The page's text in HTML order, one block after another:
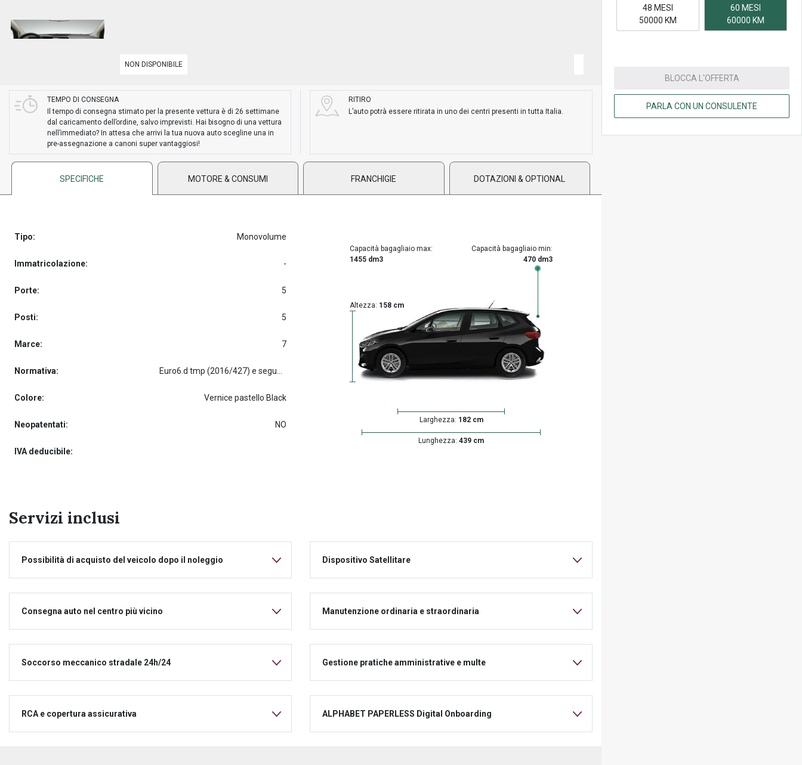
48 MESI
50000 KM
60 MESI
60000 KM
BLOCCA L'OFFERTA
PARLA CON UN CONSULENTE
NON DISPONIBILE
TEMPO DI CONSEGNA
Il tempo di consegna stimato per la presente vettura è di 26 settimane
dal caricamento dell’ordine, salvo imprevisti. Hai bisogno di una vettura
nell’immediato? In attesa che arrivi la tua nuova auto scegline una in
pre-assegnazione a canoni super vantaggiosi!
RITIRO
L’auto potrà essere ritirata in uno dei centri presenti in tutta Italia.
SPECIFICHE MOTORE & CONSUMI FRANCHIGIE DOTAZIONI & OPTIONAL
Tipo: Monovolume
Immatricolazione: -
Porte: 5
Posti: 5
Marce: 7
Normativa:
Colore: Vernice pastello Black
Neopatentati: NO
IVA deducibile:
Capacità bagagliaio max:
1455 dm3
Capacità bagagliaio min:
470 dm3
Altezza: 158 cm
Larghezza: 182 cm
Lunghezza: 439 cm
Servizi inclusi
Possibilità di acquisto del veicolo dopo il noleggio Dispositivo Satellitare
Consegna auto nel centro più vicino Manutenzione ordinaria e straordinaria
Soccorso meccanico stradale 24h/24 Gestione pratiche amministrative e multe
RCA e copertura assicurativa ALPHABET PAPERLESS Digital Onboarding